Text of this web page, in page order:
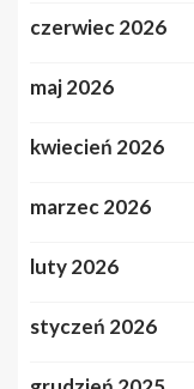
czerwiec 2026
maj 2026
kwiecień 2026
marzec 2026
luty 2026
styczeń 2026